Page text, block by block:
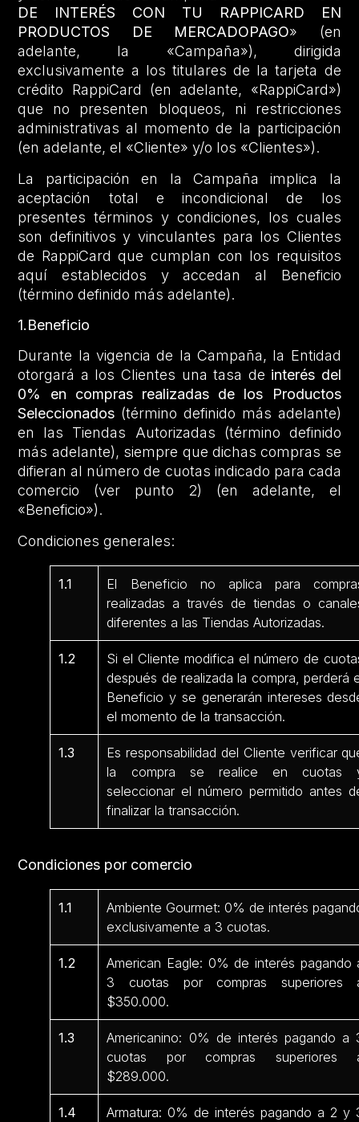
DE INTERÉS CON TU RAPPICARD EN
PRODUCTOS DE MERCADOPAGO» (en
adelante, la «Campaña»), dirigida
exclusivamente a los titulares de la tarjeta de
crédito RappiCard (en adelante, «RappiCard»)
que no presenten bloqueos, ni restricciones
administrativas al momento de la participación
(en adelante, el «Cliente» y/o los «Clientes»).
La participación en la Campaña implica la
aceptación total e incondicional de los
presentes términos y condiciones, los cuales
son definitivos y vinculantes para los Clientes
de RappiCard que cumplan con los requisitos
aquí establecidos y accedan al Beneficio
(término definido más adelante).
1.Beneficio
Durante la vigencia de la Campaña, la Entidad
otorgará a los Clientes una tasa de interés del
0% en compras realizadas de los Productos
Seleccionados (término definido más adelante)
en las Tiendas Autorizadas (término definido
más adelante), siempre que dichas compras se
difieran al número de cuotas indicado para cada
comercio (ver punto 2) (en adelante, el
«Beneficio»).
Condiciones generales:
1.1
El Beneficio no aplica para
realizadas a través de tiendas o
diferentes a las Tiendas Autorizadas.
1.2
Si el Cliente modifica el número de
después de realizada la compra, perderá
Beneficio y se generarán intereses
el momento de la transacción.
1.3
Es responsabilidad del Cliente verificar
la compra se realice en cuotas
seleccionar el número permitido antes
finalizar la transacción.
Condiciones por comercio
1.1
Ambiente Gourmet: 0% de interés
exclusivamente a 3 cuotas.
1.2
American Eagle: 0% de interés pagando
3 cuotas por compras superiores
$350.000.
1.3
Americanino: 0% de interés pagando a
cuotas por compras superiores
$289.000.
1.4
Armatura: 0% de interés pagando a 2 y